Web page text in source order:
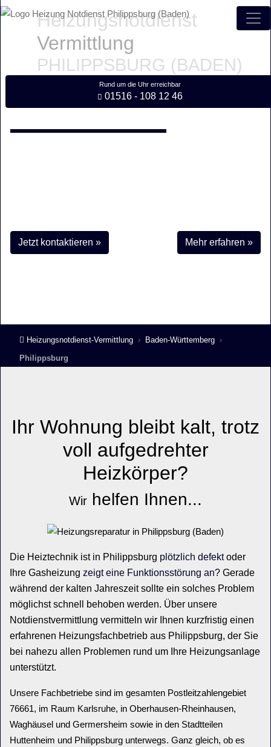
Heizungsnotdienst
Vermittlung
PHILIPPSBURG (BADEN)
Rund um die Uhr erreichbar
01516 - 108 12 46
Wenn die Heizung defekt ist
Jetzt kontaktieren » Mehr erfahren »
Heizungsnotdienst-Vermittlung
Baden-Württemberg
Philippsburg
Ihr Wohnung bleibt kalt, trotz
voll aufgedrehter
Heizkörper?
Wir helfen Ihnen...
Die Heiztechnik ist in Philippsburg plötzlich defektoder
Ihre Gasheizung zeigt eine Funktionsstörung an? Gerade
während der kalten Jahreszeit sollte ein solches Problem
möglichst schnell behoben werden. Über unsere
Notdienstvermittlung vermitteln wir Ihnen kurzfristig einen
erfahrenen Heizungsfachbetrieb aus Philippsburg, der Sie
bei nahezu allen Problemen rund um Ihre Heizungsanlage
unterstützt.
Unsere Fachbetriebe sind im gesamten Postleitzahlengebiet
76661, im Raum Karlsruhe, in Oberhausen-Rheinhausen,
Waghäusel und Germersheim sowie in den Stadtteilen
Huttenheim und Philippsburg unterwegs. Ganz gleich, ob es